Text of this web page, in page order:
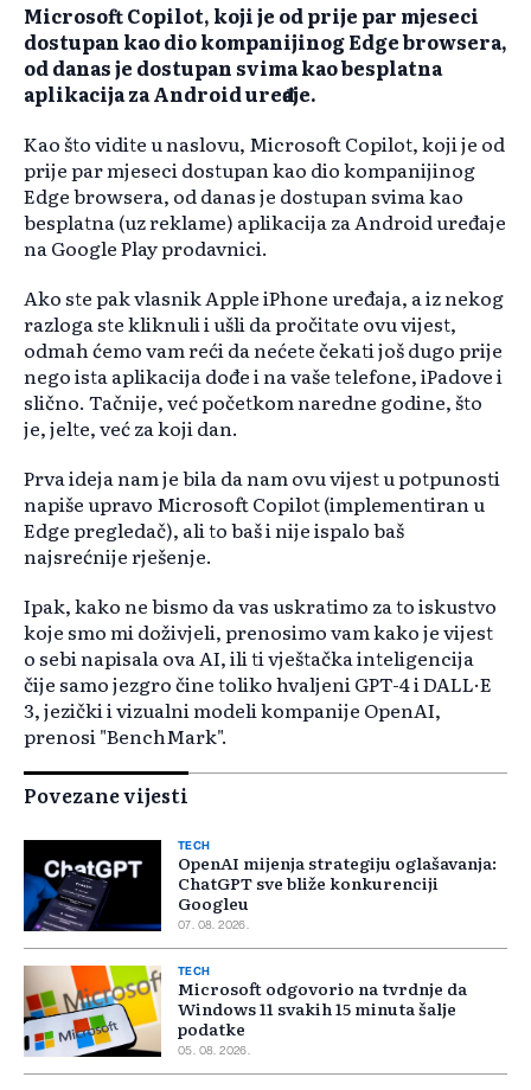
Microsoft Copilot, koji je od prije par mjeseci
dostupan kao dio kompanijinog Edge browsera,
od danas je dostupan svima kao besplatna
aplikacija za Android uređaje.
Kao što vidite u naslovu, Microsoft Copilot, koji je od
prije par mjeseci dostupan kao dio kompanijinog
Edge browsera, od danas je dostupan svima kao
besplatna (uz reklame) aplikacija za Android uređaje
na Google Play prodavnici.
Ako ste pak vlasnik Apple iPhone uređaja, a iz nekog
razloga ste kliknuli i ušli da pročitate ovu vijest,
odmah ćemo vam reći da nećete čekati još dugo prije
nego ista aplikacija dođe i na vaše telefone, iPadove i
slično. Tačnije, već početkom naredne godine, što
je, jelte, već za koji dan.
Prva ideja nam je bila da nam ovu vijest u potpunosti
napiše upravo Microsoft Copilot (implementiran u
Edge pregledač), ali to baš i nije ispalo baš
najsrećnije rješenje.
Ipak, kako ne bismo da vas uskratimo za to iskustvo
koje smo mi doživjeli, prenosimo vam kako je vijest
o sebi napisala ova AI, ili ti vještačka inteligencija
čije samo jezgro čine toliko hvaljeni GPT-4 i DALL·E
3, jezički i vizualni modeli kompanije OpenAI,
prenosi "BenchMark".
Povezane vijesti
TECH
OpenAI mijenja strategiju oglašavanja:
ChatGPT sve bliže konkurenciji
Googleu
07. 08. 2026.
TECH
Microsoft odgovorio na tvrdnje da
Windows 11 svakih 15 minuta šalje
podatke
05. 08. 2026.